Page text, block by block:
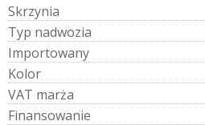
Skrzynia
Typ nadwozia
Importowany
Kolor
VAT marża
Finansowanie